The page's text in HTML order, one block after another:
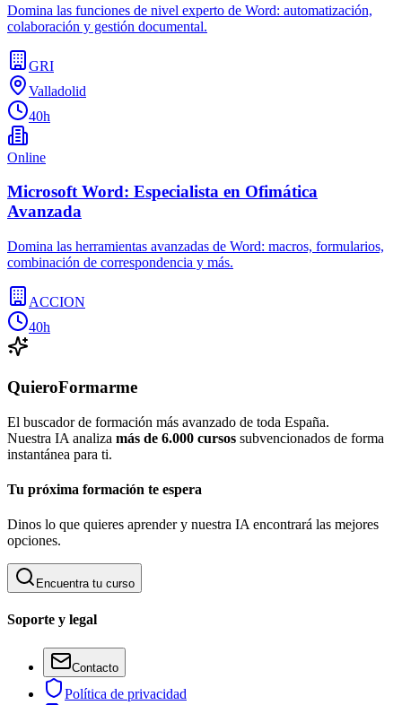
Domina las funciones de nivel experto de Word: automatización,
colaboración y gestión documental.
GRI
Valladolid
40h
Online
Microsoft Word: Especialista en Ofimática
Avanzada
Domina las herramientas avanzadas de Word: macros, formularios,
combinación de correspondencia y más.
ACCION
40h
QuieroFormarme
El buscador de formación más avanzado de toda España.
Nuestra IA analiza más de 6.000 cursos subvencionados de forma
instantánea para ti.
Tu próxima formación te espera
Dinos lo que quieres aprender y nuestra IA encontrará las mejores
opciones.
Encuentra tu curso
Soporte y legal
Contacto
Política de privacidad